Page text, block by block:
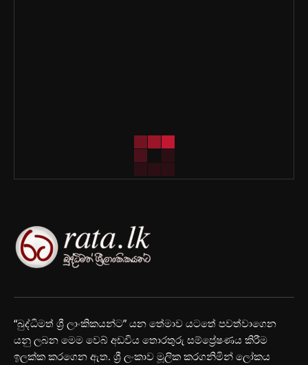
“බුද්ධිමත් ශ්‍රී ලාංකිකයන්ට” යන තේමාව යටතේ පවත්වාගෙන
යනු ලබන මෙම වෙබ් අඩවිය තොරතුරු සම්ප්‍රේෂණය කිරීම
ඉලක්ක කරගෙන ඇත. ශ්‍රී ලංකාව මූලික කරගනිමින් ලෝකය